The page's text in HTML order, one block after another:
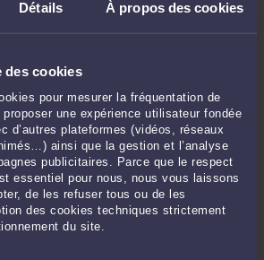
Détails À propos des cookies
des cookies
pour mesurer la fréquentation de
une expérience utilisateur fondée
d’autres plateformes (vidéos, réseaux
ainsi que la gestion et l’analyse
publicitaires. Parce que le respect
essentiel pour nous, nous vous laissons
de les refuser tous ou de les
des cookies techniques strictement
du site.
PAR VIDÉO
PAR TÉLÉPHONE
QUESTION ÉCRITE